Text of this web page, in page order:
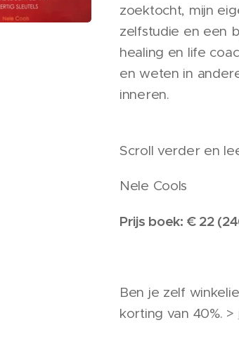
zoektocht, mijn
zelfstudie en een
healing en life
en weten in
inneren.
Scroll verder en
Nele Cools
Prijs boek: € 22
Ben je zelf
korting van 40%. >